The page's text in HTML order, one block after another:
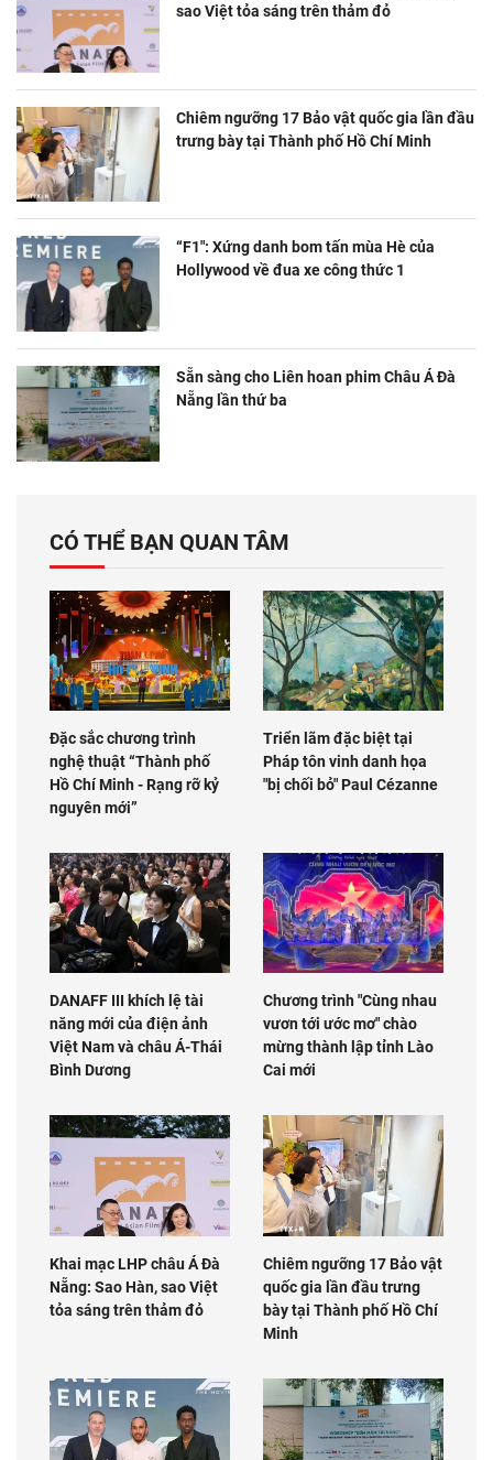
sao Việt tỏa sáng trên thảm đỏ
Chiêm ngưỡng 17 Bảo vật quốc gia lần đầu
trưng bày tại Thành phố Hồ Chí Minh
“F1": Xứng danh bom tấn mùa Hè của
Hollywood về đua xe công thức 1
Sẵn sàng cho Liên hoan phim Châu Á Đà
Nẵng lần thứ ba
CÓ THỂ BẠN QUAN TÂM
Đặc sắc chương trình
nghệ thuật “Thành phố
Hồ Chí Minh - Rạng rỡ kỷ
nguyên mới”
Triển lãm đặc biệt tại
Pháp tôn vinh danh họa
"bị chối bỏ" Paul Cézanne
DANAFF III khích lệ tài
năng mới của điện ảnh
Việt Nam và châu Á-Thái
Bình Dương
Chương trình "Cùng nhau
vươn tới ước mơ" chào
mừng thành lập tỉnh Lào
Cai mới
Khai mạc LHP châu Á Đà
Nẵng: Sao Hàn, sao Việt
tỏa sáng trên thảm đỏ
Chiêm ngưỡng 17 Bảo vật
quốc gia lần đầu trưng
bày tại Thành phố Hồ Chí
Minh